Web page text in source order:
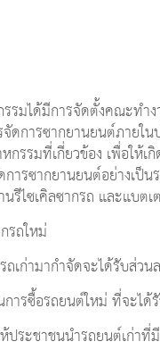
รมได้มีการจัดตั้งคณะทำ
ดการซากยานยนต์ภายใ
กรรมที่เกี่ยวข้อง เพื่อให้
การซากยานยนต์อย่างเป็
รีไซเคิลซากรถ และแบตเ
รถใหม่
เก่ามากำจัดจะได้รับส่ว
ารซื้อรถยนต์ใหม่ ที่จะไ
ประชาชนนำรถยนต์เก่า